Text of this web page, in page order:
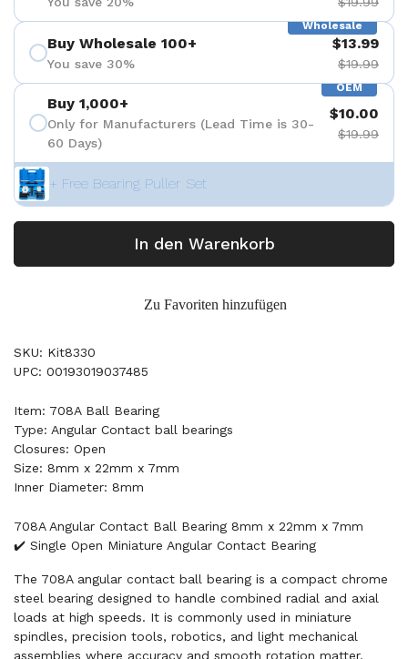
Wholesale
Buy Wholesale 100+
You save 30%
$13.99
$19.99
OEM
Buy 1,000+
Only for Manufacturers (Lead Time is 30-
60 Days)
$10.00
$19.99
+ Free Bearing Puller Set
In den Warenkorb
Zu Favoriten hinzufügen
SKU: Kit8330
UPC: 00193019037485
Item: 708A Ball Bearing
Type: Angular Contact ball bearings
Closures: Open
Size: 8mm x 22mm x 7mm
Inner Diameter: 8mm
708A Angular Contact Ball Bearing 8mm x 22mm x 7mm
✔️ Single Open Miniature Angular Contact Bearing
The 708A angular contact ball bearing is a compact chrome
steel bearing designed to handle combined radial and axial
loads at high speeds. It is commonly used in miniature
spindles, precision tools, robotics, and light mechanical
assemblies where accuracy and smooth rotation matter.